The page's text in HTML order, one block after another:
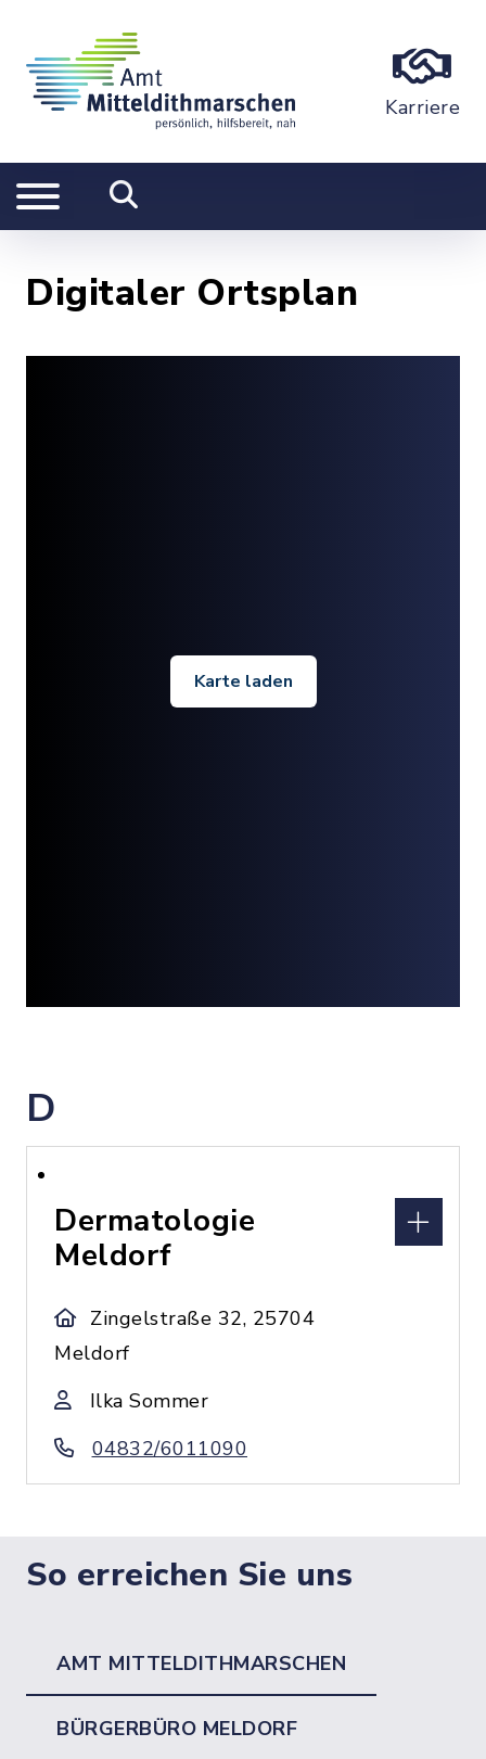
Karriere
Digitaler Ortsplan
Karte laden
D
Dermatologie
Meldorf
Zingelstraße 32, 25704
Meldorf
Ilka Sommer
04832/6011090
So erreichen Sie uns
AMT MITTELDITHMARSCHEN
BÜRGERBÜRO MELDORF